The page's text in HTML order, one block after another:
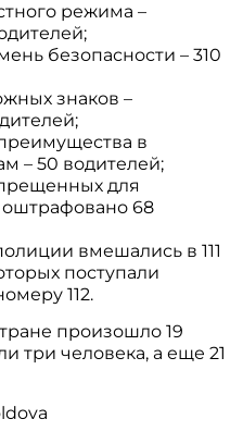
режима –
безопасности – 310
знаков –
в
– 50 водителей;
для
оштрафовано 68
вмешались в 111
поступали
112.
произошло 19
три человека, а еще 21